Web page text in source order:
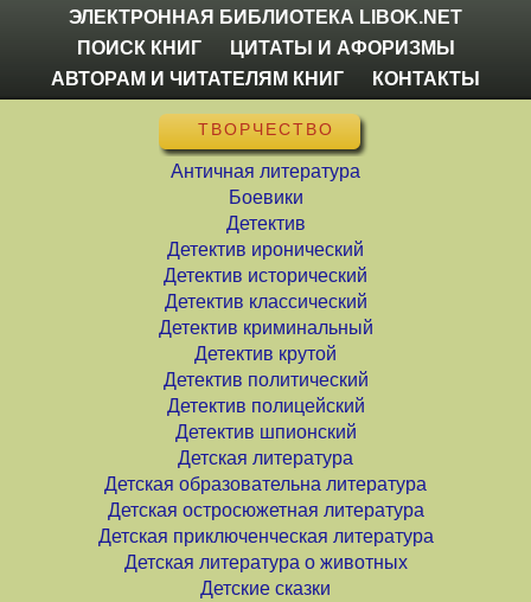
ЭЛЕКТРОННАЯ БИБЛИОТЕКА LIBOK.NET
ПОИСК КНИГ
ЦИТАТЫ И АФОРИЗМЫ
АВТОРАМ И ЧИТАТЕЛЯМ КНИГ
КОНТАКТЫ
ТВОРЧЕСТВО
Античная литература
Боевики
Детектив
Детектив иронический
Детектив исторический
Детектив классический
Детектив криминальный
Детектив крутой
Детектив политический
Детектив полицейский
Детектив шпионский
Детская литература
Детская образовательна литература
Детская остросюжетная литература
Детская приключенческая литература
Детская литература о животных
Детские сказки